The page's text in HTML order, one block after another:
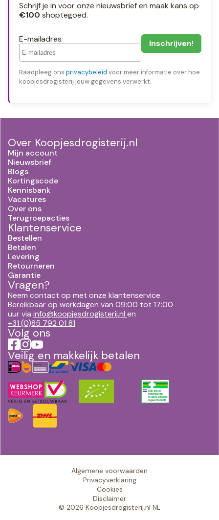
Schrijf je in voor onze nieuwsbrief en maak kans op
€100 shoptegoed.
E-mailadres
Raadpleeg ons privacybeleid voor meer informatie over hoe
koopjesdrogisterij jouw gegevens verwerkt.
Over Koopjesdrogisterij.nl
Mijn account
Nieuwsbrief
Blogs
Kortingscode
Kennisbank
Vacatures
Over ons
Terugroepacties
Klantenservice
Bestellen
Betalen
Levering
Retourneren
Garantie
Vragen?
Neem contact op met onze klantenservice.
Bereikbaar op werkdagen van 09:00 tot 17:00
uur via info@koopjesdrogisterij.nl en
+31 (0)85 792 01 81
Volg ons
Veilig en makkelijk betalen
© 2026 Koopjesdrogisterij.nl NL
Algemene voorwaarden
Privacyverklaring
Cookies
Disclaimer